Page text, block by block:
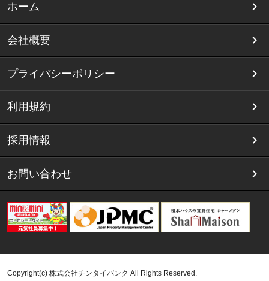
ホーム
会社概要
プライバシーポリシー
利用規約
採用情報
お問い合わせ
Copyright(c) 株式会社チンタイバンク All Rights Reserved.